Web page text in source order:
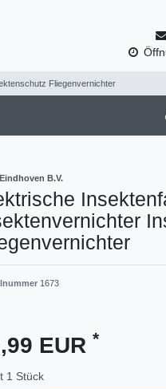
Fliegenvernichter
B.V.
1673
EUR *
1 Stück